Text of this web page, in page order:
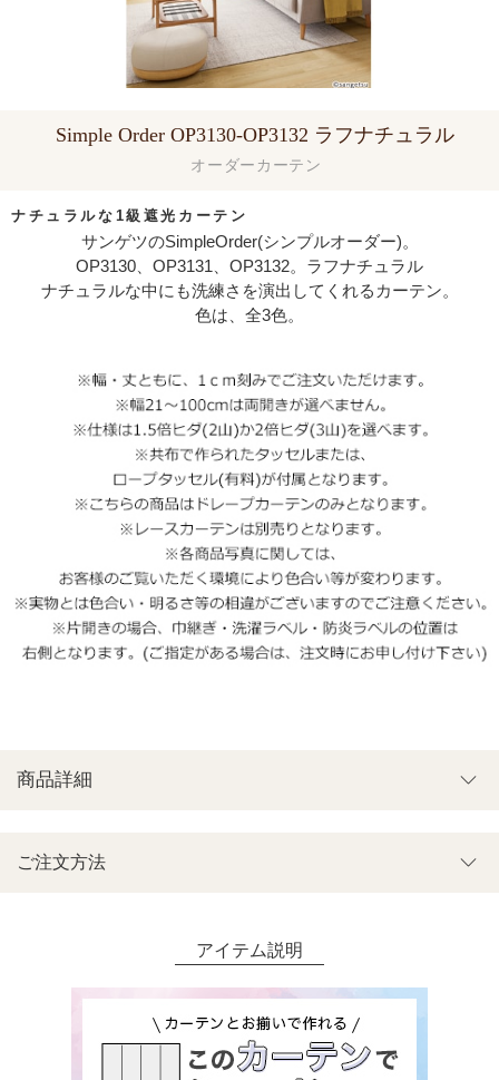
ナチュラルな1級遮光カーテン
オーダーカーテン
Simple Order OP3130-OP3132 ラフナチュラル
サンゲツのSimpleOrder(シンプルオーダー)。
OP3130、OP3131、OP3132。ラフナチュラル
ナチュラルな中にも洗練さを演出してくれるカーテン。
色は、全3色。
ご注文方法
商品詳細